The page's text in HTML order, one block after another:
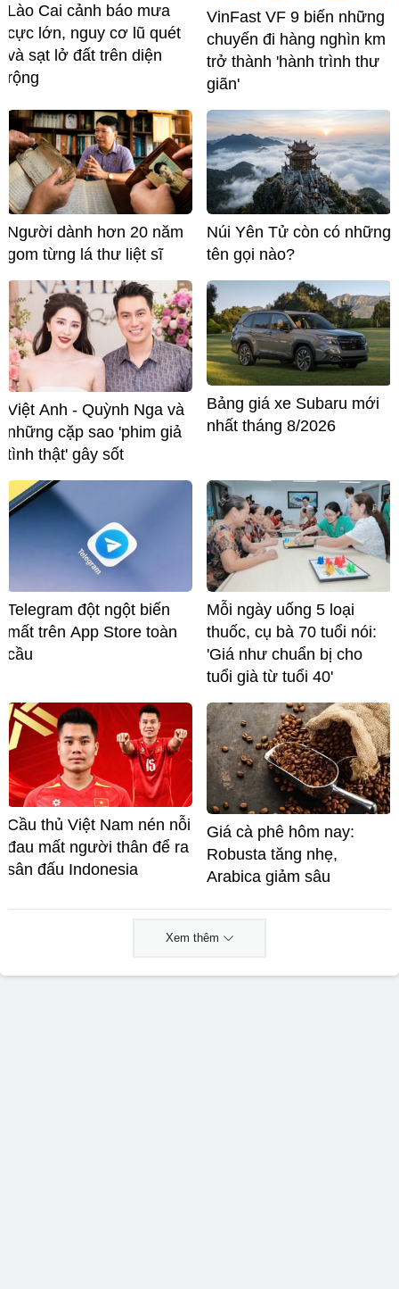
Lào Cai cảnh báo mưa
cực lớn, nguy cơ lũ quét
và sạt lở đất trên diện
rộng
VinFast VF 9 biến những
chuyến đi hàng nghìn km
trở thành 'hành trình thư
giãn'
Người dành hơn 20 năm
gom từng lá thư liệt sĩ
Núi Yên Tử còn có những
tên gọi nào?
Việt Anh - Quỳnh Nga và
những cặp sao 'phim giả
tình thật' gây sốt
Bảng giá xe Subaru mới
nhất tháng 8/2026
Telegram đột ngột biến
mất trên App Store toàn
cầu
Mỗi ngày uống 5 loại
thuốc, cụ bà 70 tuổi nói:
'Giá như chuẩn bị cho
tuổi già từ tuổi 40'
Cầu thủ Việt Nam nén nỗi
đau mất người thân để ra
sân đấu Indonesia
Giá cà phê hôm nay:
Robusta tăng nhẹ,
Arabica giảm sâu
Xem thêm